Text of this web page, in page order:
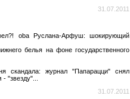
31.07.2011
oba Руслана-Арфуш: шокирующий
белья на фоне государственного
скандала: журнал "Папарацци" снял
"звезду"...
31.07.2011